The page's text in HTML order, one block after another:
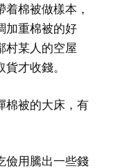
棉被做樣本，
加重棉被的好
村某人的空屋
才收錢。
棉被的大床，有
儉用騰出一些錢